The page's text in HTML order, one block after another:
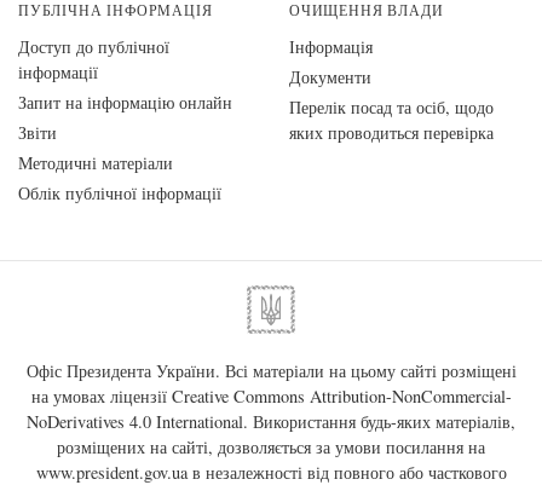
ПУБЛІЧНА ІНФОРМАЦІЯ
Доступ до публічної
інформації
Запит на інформацію онлайн
Звіти
Методичні матеріали
Облік публічної інформації
ОЧИЩЕННЯ ВЛАДИ
Інформація
Документи
Перелік посад та осіб, щодо
яких проводиться перевірка
Офіс Президента України. Всі матеріали на цьому сайті розміщені
на умовах ліцензії Creative Commons Attribution-NonCommercial-
NoDerivatives 4.0 International. Використання будь-яких матеріалів,
розміщених на сайті, дозволяється за умови посилання на
www.president.gov.uaв незалежності від повного або часткового